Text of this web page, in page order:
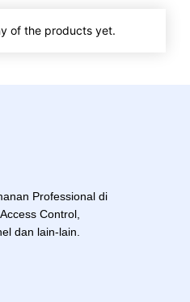
of the products yet.
Professional di
Control,
dan lain-lain.